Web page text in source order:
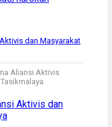
Aktivis dan